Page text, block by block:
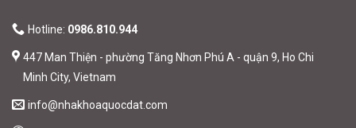
Hotline: 0986.810.944
447 Man Thiện - phường Tăng Nhơn Phú A - quận 9, Ho Chi
Minh City, Vietnam
info@nhakhoaquocdat.com